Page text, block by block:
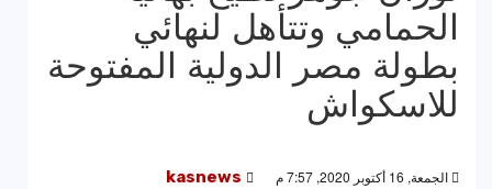
الحمامي وتتأهل لنهائي
بطولة مصر الدولية المفتوحة
للاسكواش
الجمعة, 16 أكتوبر 2020, 7:57 م kasnews